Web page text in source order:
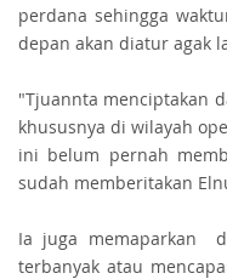
perdana sehingga
depan akan diatur agak
"Tjuannta menciptakan
khususnya di wilayah
ini belum pernah
sudah memberitakan
Ia juga memaparkan
terbanyak atau